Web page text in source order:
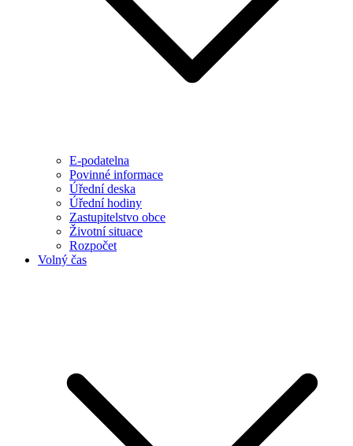
E-podatelna
Povinné informace
Úřední deska
Úřední hodiny
Zastupitelstvo obce
Životní situace
Rozpočet
Volný čas